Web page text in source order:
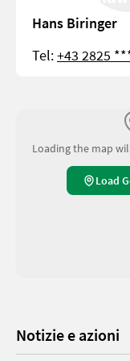
Hans Biringer
Tel:+43 2825
Loading the map
Load
Notizie e azioni